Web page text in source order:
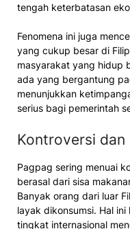
tengah keterbatasan
Fenomena ini juga
yang cukup besar di
masyarakat yang hidup
ada yang bergantung
menunjukkan
serius bagi pemerintah
Kontroversi dan
Pagpag sering menuai
berasal dari sisa
Banyak orang dari luar
layak dikonsumsi. Hal
tingkat internasional